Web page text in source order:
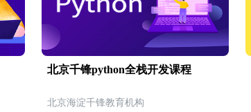
北京千锋python全栈开发课程
北京海淀千锋教育机构